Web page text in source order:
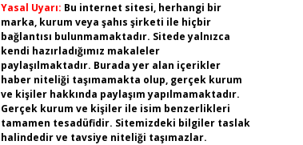
Yasal Uyarı: Bu internet sitesi, herhangi bir
marka, kurum veya şahıs şirketi ile hiçbir
bağlantısı bulunmamaktadır. Sitede yalnızca
kendi hazırladığımız makaleler
paylaşılmaktadır. Burada yer alan içerikler
haber niteliği taşımamakta olup, gerçek kurum
ve kişiler hakkında paylaşım yapılmamaktadır.
Gerçek kurum ve kişiler ile isim benzerlikleri
tamamen tesadüfidir. Sitemizdeki bilgiler taslak
halindedir ve tavsiye niteliği taşımazlar.